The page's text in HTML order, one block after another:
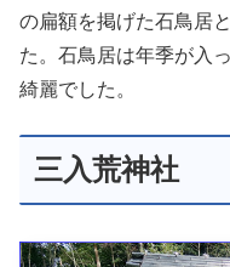
の扁額を掲げた石鳥居
た。石鳥居は年季が入
綺麗でした。
三入荒神社